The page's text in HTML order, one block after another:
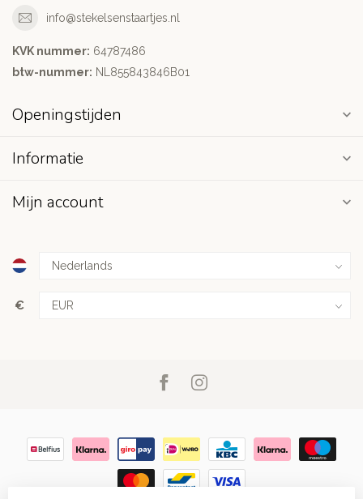
info@stekelsenstaartjes.nl
KVK nummer: 64787486
btw-nummer: NL855843846B01
Openingstijden
Informatie
Mijn account
€